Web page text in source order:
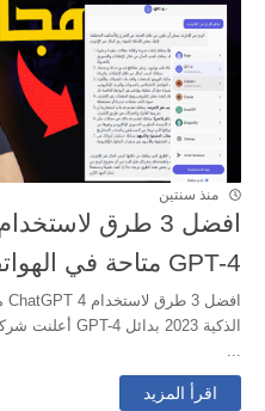
منذ سنتين
GPT-4 متاحة في الهواتف الذكية 2024
اقرأ المزيد